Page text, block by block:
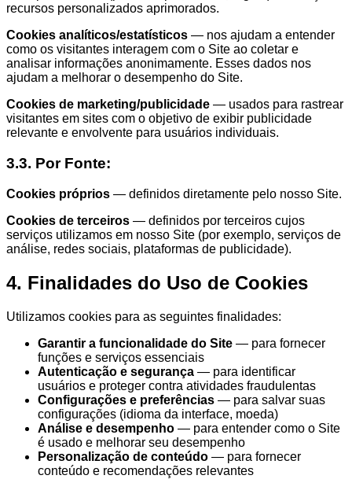
recursos personalizados aprimorados.
Cookies analíticos/estatísticos — nos ajudam a entender
como os visitantes interagem com o Site ao coletar e
analisar informações anonimamente. Esses dados nos
ajudam a melhorar o desempenho do Site.
Cookies de marketing/publicidade — usados para rastrear
visitantes em sites com o objetivo de exibir publicidade
relevante e envolvente para usuários individuais.
3.3. Por Fonte:
Cookies próprios — definidos diretamente pelo nosso Site.
Cookies de terceiros — definidos por terceiros cujos
serviços utilizamos em nosso Site (por exemplo, serviços de
análise, redes sociais, plataformas de publicidade).
4. Finalidades do Uso de Cookies
Utilizamos cookies para as seguintes finalidades:
Garantir a funcionalidade do Site — para fornecer
funções e serviços essenciais
Autenticação e segurança — para identificar
usuários e proteger contra atividades fraudulentas
Configurações e preferências — para salvar suas
configurações (idioma da interface, moeda)
Análise e desempenho — para entender como o Site
é usado e melhorar seu desempenho
Personalização de conteúdo — para fornecer
conteúdo e recomendações relevantes